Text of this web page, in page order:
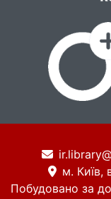
м. Київ,
Побудовано за